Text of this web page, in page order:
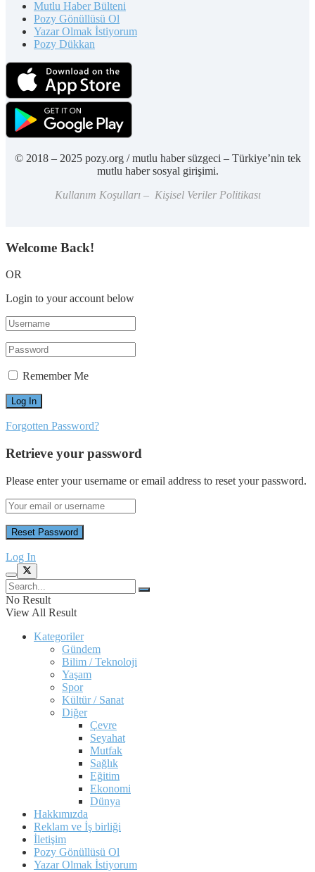
Mutlu Haber Bülteni
Pozy Gönüllüsü Ol
Yazar Olmak İstiyorum
Pozy Dükkan
© 2018 – 2025 pozy.org / mutlu haber süzgeci – Türkiye’nin tek
mutlu haber sosyal girişimi.
Kullanım Koşulları – Kişisel Veriler Politikası
Welcome Back!
OR
Login to your account below
Remember Me
Forgotten Password?
Retrieve your password
Please enter your username or email address to reset your password.
Log In
No Result
View All Result
Kategoriler
Gündem
Bilim / Teknoloji
Yaşam
Spor
Kültür / Sanat
Diğer
Çevre
Seyahat
Mutfak
Sağlık
Eğitim
Ekonomi
Dünya
Hakkımızda
Reklam ve İş birliği
İletişim
Pozy Gönüllüsü Ol
Yazar Olmak İstiyorum